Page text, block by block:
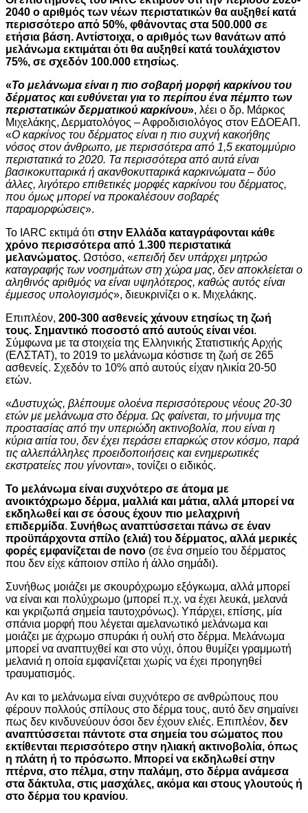
2040 ο αριθμός των νέων περιστατικών θα αυξηθεί κατά
περισσότερο από 50%, φθάνοντας στα 500.000 σε
ετήσια βάση. Αντίστοιχα, ο αριθμός των θανάτων από
μελάνωμα εκτιμάται ότι θα αυξηθεί κατά τουλάχιστον
75%, σε σχεδόν 100.000 ετησίως.
«Το μελάνωμα είναι η πιο σοβαρή μορφή καρκίνου του
δέρματος και ευθύνεται για το περίπου ένα πέμπτο των
περιστατικών δερματικού καρκίνου», λέει ο δρ. Μάρκος
Μιχελάκης, Δερματολόγος – Αφροδισιολόγος στον ΕΔΟΕΑΠ.
«Ο καρκίνος του δέρματος είναι η πιο συχνή κακοήθης
νόσος στον άνθρωπο, με περισσότερα από 1,5 εκατομμύριο
περιστατικά το 2020. Τα περισσότερα από αυτά είναι
βασικοκυτταρικά ή ακανθοκυτταρικά καρκινώματα – δύο
άλλες, λιγότερο επιθετικές μορφές καρκίνου του δέρματος,
που όμως μπορεί να προκαλέσουν σοβαρές
παραμορφώσεις».
Το IΑRC εκτιμά ότι στην Ελλάδα καταγράφονται κάθε
χρόνο περισσότερα από 1.300 περιστατικά
μελανώματος. Ωστόσο, «επειδή δεν υπάρχει μητρώο
καταγραφής των νοσημάτων στη χώρα μας, δεν αποκλείεται ο
αληθινός αριθμός να είναι υψηλότερος, καθώς αυτός είναι
έμμεσος υπολογισμός», διευκρινίζει ο κ. Μιχελάκης.
Επιπλέον, 200-300 ασθενείς χάνουν ετησίως τη ζωή
τους. Σημαντικό ποσοστό από αυτούς είναι νέοι.
Σύμφωνα με τα στοιχεία της Ελληνικής Στατιστικής Αρχής
(ΕΛΣΤΑΤ), το 2019 το μελάνωμα κόστισε τη ζωή σε 265
ασθενείς. Σχεδόν το 10% από αυτούς είχαν ηλικία 20-50
ετών.
«Δυστυχώς, βλέπουμε ολοένα περισσότερους νέους 20-30
ετών με μελάνωμα στο δέρμα. Ως φαίνεται, το μήνυμα της
προστασίας από την υπεριώδη ακτινοβολία, που είναι η
κύρια αιτία του, δεν έχει περάσει επαρκώς στον κόσμο, παρά
τις αλλεπάλληλες προειδοποιήσεις και ενημερωτικές
εκστρατείες που γίνονται», τονίζει ο ειδικός.
Το μελάνωμα είναι συχνότερο σε άτομα με
ανοικτόχρωμο δέρμα, μαλλιά και μάτια, αλλά μπορεί να
εκδηλωθεί και σε όσους έχουν πιο μελαχρινή
επιδερμίδα. Συνήθως αναπτύσσεται πάνω σε έναν
προϋπάρχοντα σπίλο (ελιά) του δέρματος, αλλά μερικές
φορές εμφανίζεται de novo (σε ένα σημείο του δέρματος
που δεν είχε κάποιον σπίλο ή άλλο σημάδι).
Συνήθως μοιάζει με σκουρόχρωμο εξόγκωμα, αλλά μπορεί
να είναι και πολύχρωμο (μπορεί π.χ. να έχει λευκά, μελανά
και γκριζωπά σημεία ταυτοχρόνως). Υπάρχει, επίσης, μία
σπάνια μορφή που λέγεται αμελανωτικό μελάνωμα και
μοιάζει με άχρωμο σπυράκι ή ουλή στο δέρμα. Μελάνωμα
μπορεί να αναπτυχθεί και στο νύχι, όπου θυμίζει γραμμωτή
μελανιά η οποία εμφανίζεται χωρίς να έχει προηγηθεί
τραυματισμός.
Αν και το μελάνωμα είναι συχνότερο σε ανθρώπους που
φέρουν πολλούς σπίλους στο δέρμα τους, αυτό δεν σημαίνει
πως δεν κινδυνεύουν όσοι δεν έχουν ελιές. Επιπλέον, δεν
αναπτύσσεται πάντοτε στα σημεία του σώματος που
εκτίθενται περισσότερο στην ηλιακή ακτινοβολία, όπως
η πλάτη ή το πρόσωπο. Μπορεί να εκδηλωθεί στην
πτέρνα, στο πέλμα, στην παλάμη, στο δέρμα ανάμεσα
στα δάκτυλα, στις μασχάλες, ακόμα και στους γλουτούς ή
στο δέρμα του κρανίου.